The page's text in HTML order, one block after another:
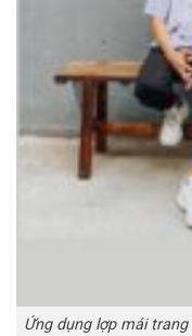
Ứng dụng lợp mái